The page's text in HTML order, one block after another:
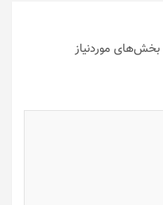
بخش‌های موردنیاز